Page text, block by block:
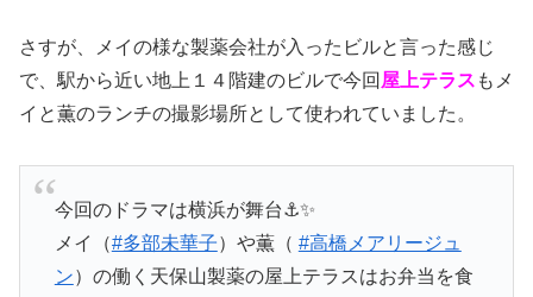
さすが、メイの様な製薬会社が入ったビルと言った感じ
で、駅から近い地上１４階建のビルで今回 屋上テラス もメ
イと薫のランチの撮影場所として使われていました。
今回のドラマは横浜が舞台⚓️✨
メイ（#多部未華子）や薫（ #高橋メアリージュ
ン）の働く天保山製薬の屋上テラスはお弁当を食